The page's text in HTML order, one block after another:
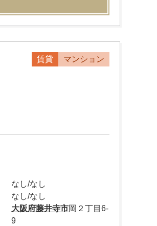
賃貸 マンション
なし/なし
なし/なし
大阪府藤井寺市岡２丁目6-
9